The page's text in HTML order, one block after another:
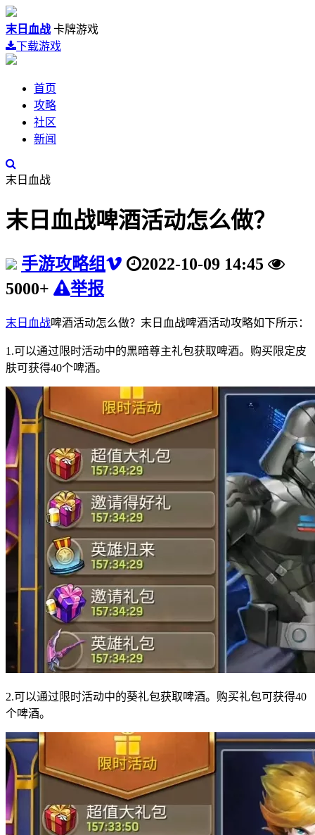
末日血战 卡牌游戏
下载游戏
首页
攻略
社区
新闻
末日血战
末日血战啤酒活动怎么做？
手游攻略组
2022-10-09 14:45
5000+
举报
末日血战啤酒活动怎么做？末日血战啤酒活动攻略如下所示：
1.可以通过限时活动中的黑暗尊主礼包获取啤酒。购买限定皮
肤可获得40个啤酒。
2.可以通过限时活动中的葵礼包获取啤酒。购买礼包可获得40
个啤酒。